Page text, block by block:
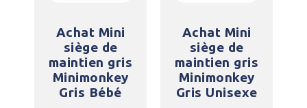
Achat Mini
siège de
maintien gris
Minimonkey
Gris Bébé
Achat Mini
siège de
maintien gris
Minimonkey
Gris Unisexe